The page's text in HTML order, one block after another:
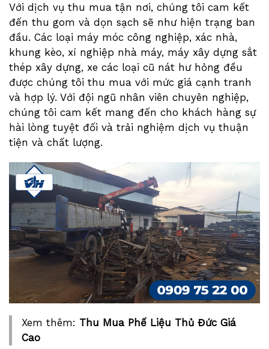
Với dịch vụ thu mua tận nơi, chúng tôi cam kết
đến thu gom và dọn sạch sẽ như hiện trạng ban
đầu. Các loại máy móc công nghiệp, xác nhà,
khung kèo, xí nghiệp nhà máy, máy xây dựng sắt
thép xây dựng, xe các loại cũ nát hư hỏng đều
được chúng tôi thu mua với mức giá cạnh tranh
và hợp lý. Với đội ngũ nhân viên chuyên nghiệp,
chúng tôi cam kết mang đến cho khách hàng sự
hài lòng tuyệt đối và trải nghiệm dịch vụ thuận
tiện và chất lượng.
Xem thêm: Thu Mua Phế Liệu Thủ Đức Giá
Cao